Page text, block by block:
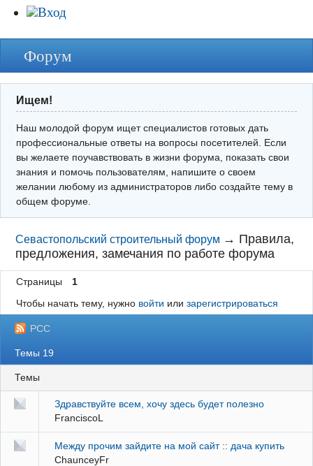
Вход
Форум
Ищем!
Наш молодой форум ищет специалистов готовых дать
профессиональные ответы на вопросы посетителей. Если
вы желаете поучавствовать в жизни форума, показать свои
знания и помочь пользователям, напишите о своем
желании любому из администраторов либо создайте тему в
общем форуме.
Севастопольский строительный форум → Правила,
предложения, замечания по работе форума
Страницы
1
Чтобы начать тему, нужно войти или зарегистрироваться
РСС
Темы 19
Темы
Здравствуйте всем, хочу здесь будет полезно
FranciscoL
Между прочим зайдите на мой сайт :: дача купить
ChaunceyFr